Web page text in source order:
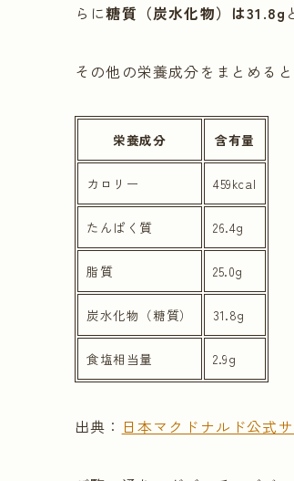
らに糖質（炭水化物）は31.8g
その他の栄養成分をまとめる
栄養成分 含有量
カロリー 459kcal
たんぱく質 26.4g
脂質 25.0g
炭水化物（糖質） 31.8g
食塩相当量 2.9g
出典： 日本マクドナルド公式